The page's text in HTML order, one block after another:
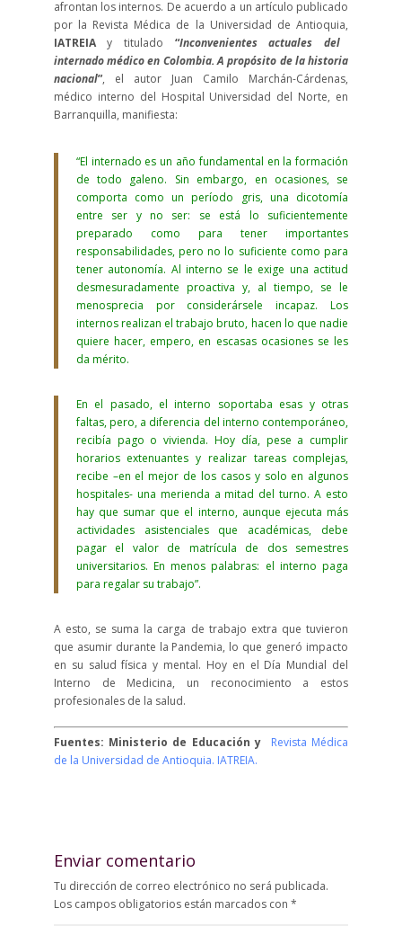
afrontan los internos. De acuerdo a un artículo publicado
por la Revista Médica de la Universidad de Antioquia,
IATREIAy titulado “Inconvenientes actuales del
internado médico en Colombia. A propósito de la historia
nacional”, el autor Juan Camilo Marchán-Cárdenas,
médico interno del Hospital Universidad del Norte, en
Barranquilla, manifiesta:
“El internado es un año fundamental en la formación
de todo galeno. Sin embargo, en ocasiones, se
comporta como un período gris, una dicotomía
entre ser y no ser: se está lo suficientemente
preparado como para tener importantes
responsabilidades, pero no lo suficiente como para
tener autonomía. Al interno se le exige una actitud
desmesuradamente proactiva y, al tiempo, se le
menosprecia por considerársele incapaz. Los
internos realizan el trabajo bruto, hacen lo que nadie
quiere hacer, empero, en escasas ocasiones se les
da mérito.
En el pasado, el interno soportaba esas y otras
faltas, pero, a diferencia del interno contemporáneo,
recibía pago o vivienda. Hoy día, pese a cumplir
horarios extenuantes y realizar tareas complejas,
recibe –en el mejor de los casos y solo en algunos
hospitales- una merienda a mitad del turno. A esto
hay que sumar que el interno, aunque ejecuta más
actividades asistenciales que académicas, debe
pagar el valor de matrícula de dos semestres
universitarios. En menos palabras: el interno paga
para regalar su trabajo”.
A esto, se suma la carga de trabajo extra que tuvieron
que asumir durante la Pandemia, lo que generó impacto
en su salud física y mental. Hoy en el Día Mundial del
Interno de Medicina, un reconocimiento a estos
profesionales de la salud.
Fuentes: Ministerio de Educación y
Revista Médica
de la Universidad de Antioquia. IATREIA.
Enviar comentario
Tu dirección de correo electrónico no será publicada.
Los campos obligatorios están marcados con *